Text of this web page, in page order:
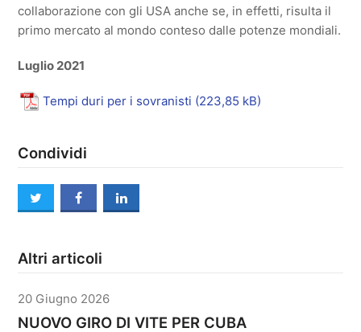
collaborazione con gli USA anche se, in effetti, risulta il
primo mercato al mondo conteso dalle potenze mondiali.
Luglio 2021
Tempi duri per i sovranisti
Condividi
twitter facebooklinkedin
Altri articoli
20 Giugno 2026
NUOVO GIRO DI VITE PER CUBA